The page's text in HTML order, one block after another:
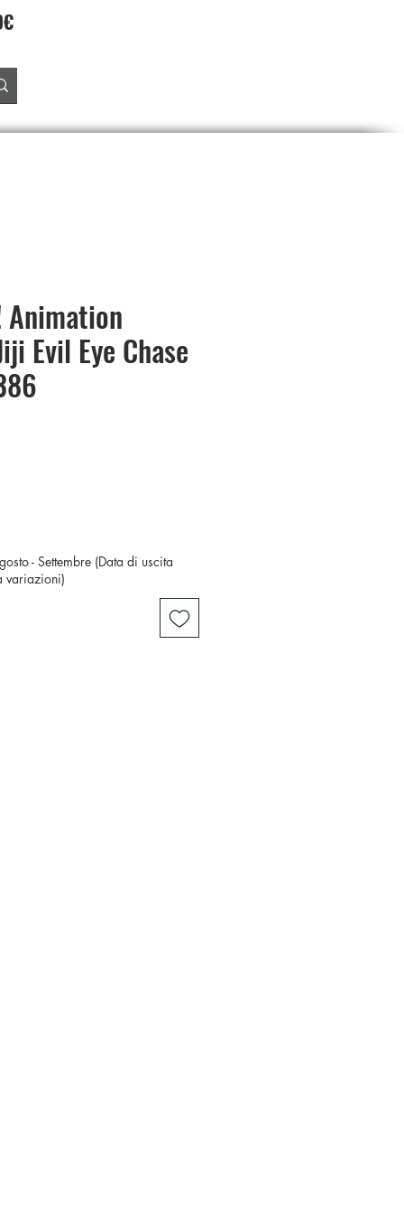
Animation
Evil Eye Chase
- Settembre (Data di uscita
variazioni)